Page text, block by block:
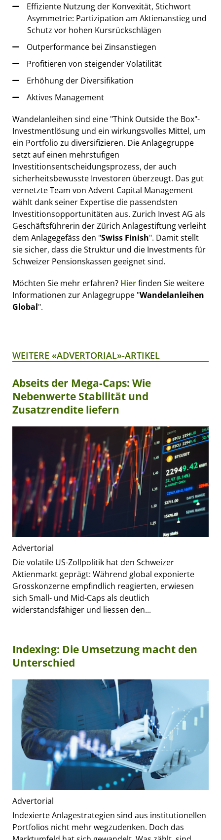
Effiziente Nutzung der Konvexität, Stichwort
Asymmetrie: Partizipation am Aktienanstieg und
Schutz vor hohen Kursrückschlägen
Outperformance bei Zinsanstiegen
Profitieren von steigender Volatilität
Erhöhung der Diversifikation
Aktives Management
Wandelanleihen sind eine "Think Outside the Box"-
Investmentlösung und ein wirkungsvolles Mittel, um
ein Portfolio zu diversifizieren. Die Anlagegruppe
setzt auf einen mehrstufigen
Investitionsentscheidungsprozess, der auch
sicherheitsbewusste Investoren überzeugt. Das gut
vernetzte Team von Advent Capital Management
wählt dank seiner Expertise die passendsten
Investitionsopportunitäten aus. Zurich Invest AG als
Geschäftsführerin der Zürich Anlagestiftung verleiht
dem Anlagegefäss den "Swiss Finish". Damit stellt
sie sicher, dass die Struktur und die Investments für
Schweizer Pensionskassen geeignet sind.
Möchten Sie mehr erfahren? Hierfinden Sie weitere
Informationen zur Anlagegruppe "Wandelanleihen
Global".
WEITERE «ADVERTORIAL»-ARTIKEL
Abseits der Mega-Caps: Wie
Nebenwerte Stabilität und
Zusatzrendite liefern
Advertorial
Die volatile US-Zollpolitik hat den Schweizer
Aktienmarkt geprägt: Während global exponierte
Grosskonzerne empfindlich reagierten, erwiesen
sich Small- und Mid-Caps als deutlich
widerstandsfähiger und liessen den...
Indexing: Die Umsetzung macht den
Unterschied
Advertorial
Indexierte Anlagestrategien sind aus institutionellen
Portfolios nicht mehr wegzudenken. Doch das